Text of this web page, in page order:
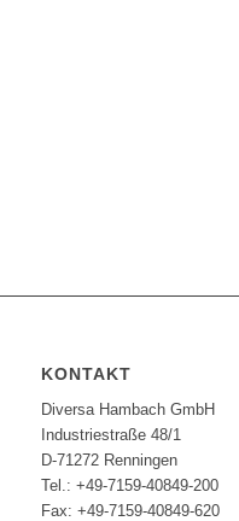
KONTAKT
Diversa Hambach GmbH
Industriestraße 48/1
D-71272 Renningen
Tel.: +49-7159-40849-200
Fax: +49-7159-40849-620